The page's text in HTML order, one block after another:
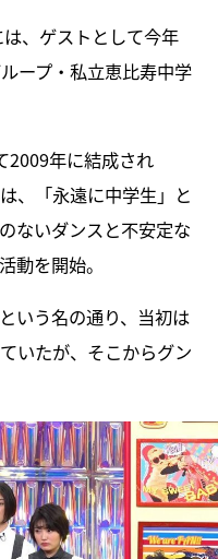
、ゲストとして今年
ープ・私立恵比寿中学
2009年に結成され
、「永遠に中学生」と
ないダンスと不安定な
動を開始。
いう名の通り、当初は
いたが、そこからグン